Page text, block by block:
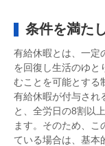
条件を満た
有給休暇とは、一定
を回復し生活のゆと
むことを可能とする
有給休暇が付与され
と、全労日の8割以
ます。そのため、こ
ている場合は、基本